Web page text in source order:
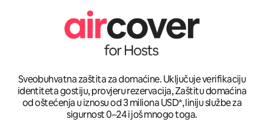
Sveobuhvatna zaštita za domaćine. Uključuje verifikaciju
identiteta gostiju, provjeru rezervacija, Zaštitu domaćina
od oštećenja u iznosu od 3 miliona USD*, liniju službe za
sigurnost 0–24 i još mnogo toga.